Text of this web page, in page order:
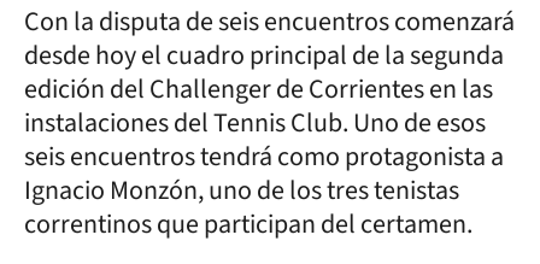
Con la disputa de seis encuentros comenzará
desde hoy el cuadro principal de la segunda
edición del Challenger de Corrientes en las
instalaciones del Tennis Club. Uno de esos
seis encuentros tendrá como protagonista a
Ignacio Monzón, uno de los tres tenistas
correntinos que participan del certamen.